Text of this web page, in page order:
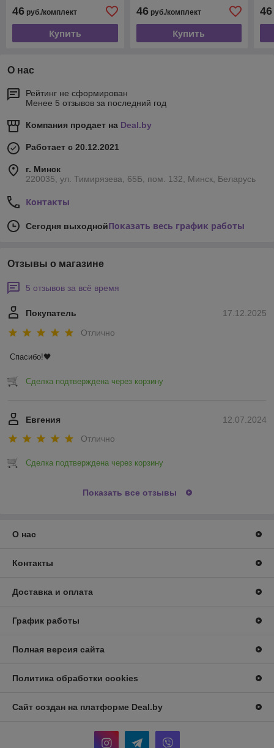
46 руб./комплект
Купить
46руб./комплект
Купить
46
О нас
Рейтинг не сформирован
Менее 5 отзывов за последний год
Компания продает на Deal.by
Работает с 20.12.2021
г. Минск
220035, ул. Тимирязева, 65Б, пом. 132, Минск, Беларусь
Контакты
Сегодня выходнойПоказать весь график работы
Отзывы о магазине
5 отзывов за всё время
17.12.2025
Покупатель
Отлично
Спасибо!🖤
Сделка подтверждена через корзину
12.07.2024
Евгения
Отлично
Сделка подтверждена через корзину
Показать все отзывы
О нас
Контакты
Доставка и оплата
График работы
Полная версия сайта
Политика обработки cookies
Сайт создан на платформе Deal.by